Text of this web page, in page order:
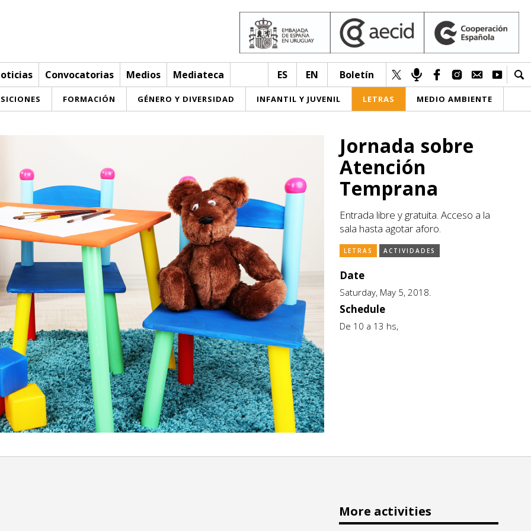
Convocatorias Medios Mediateca ES EN Boletín
FORMACIÓN GÉNERO Y DIVERSIDAD INFANTIL Y JUVENIL LETRAS MEDIO AMBIENTE
Jornada sobre
Atención
Temprana
Entrada libre y gratuita. Acceso a la
sala hasta agotar aforo.
LETRAS ACTIVIDADES
Date
Saturday, May 5, 2018.
Schedule
De 10 a 13 hs,
More activities